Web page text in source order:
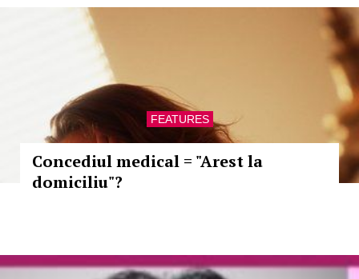
FEATURES
Concediul medical = "Arest la
domiciliu"?